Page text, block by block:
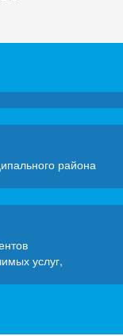
района
услуг,